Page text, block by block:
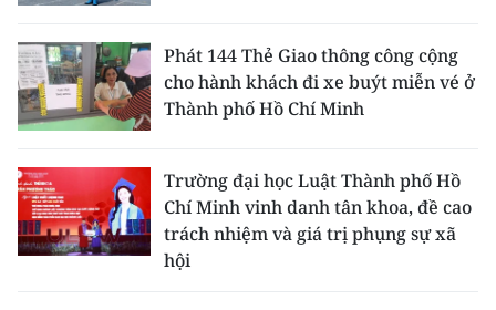
Phát 144 Thẻ Giao thông công cộng
cho hành khách đi xe buýt miễn vé ở
Thành phố Hồ Chí Minh
Trường đại học Luật Thành phố Hồ
Chí Minh vinh danh tân khoa, đề cao
trách nhiệm và giá trị phụng sự xã
hội